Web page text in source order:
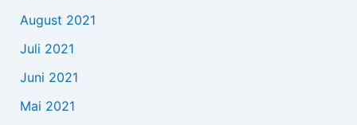
August 2021
Juli 2021
Juni 2021
Mai 2021